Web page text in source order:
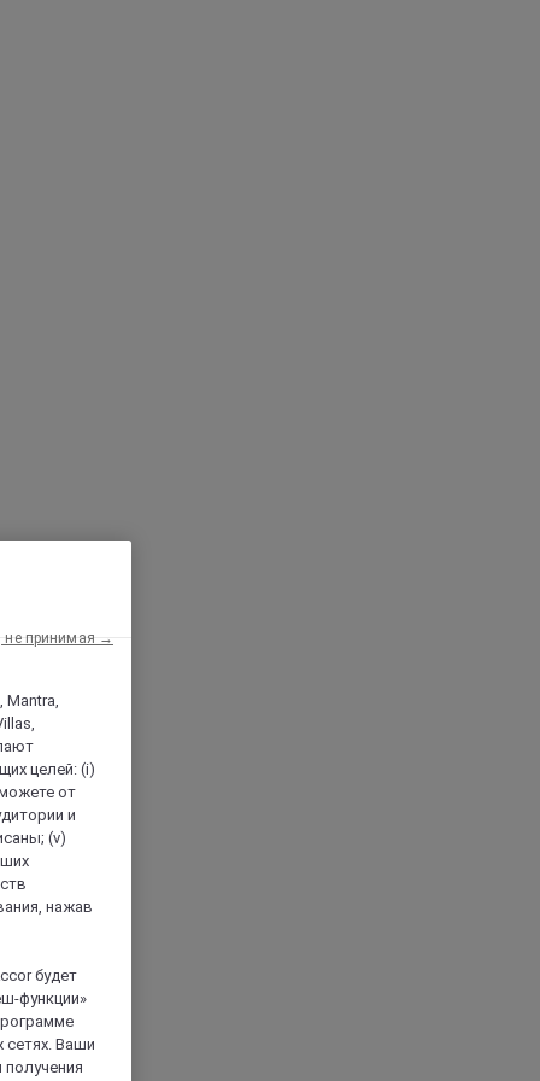
Mantra,
целей: (i)
от
и
(v)
нажав
будет
функции»
сетях. Ваши
не принимая →